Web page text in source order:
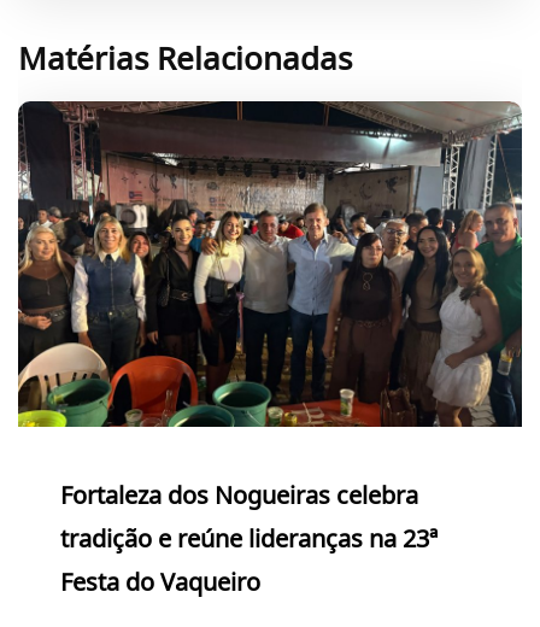
Matérias Relacionadas
Fortaleza dos Nogueiras celebra
tradição e reúne lideranças na 23ª
Festa do Vaqueiro